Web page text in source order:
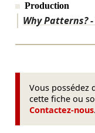
Production
Why Patterns?
Vous possédez
cette fiche ou
Contactez-nous.